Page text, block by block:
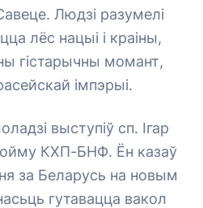
Людзі разумелі
лёс нацыі і краіны,
гістарычны момант,
імпэрыі.
выступіў сп. Ігар
КХП-БНФ. Ён казаў
за Беларусь на новым
гутавацца вакол